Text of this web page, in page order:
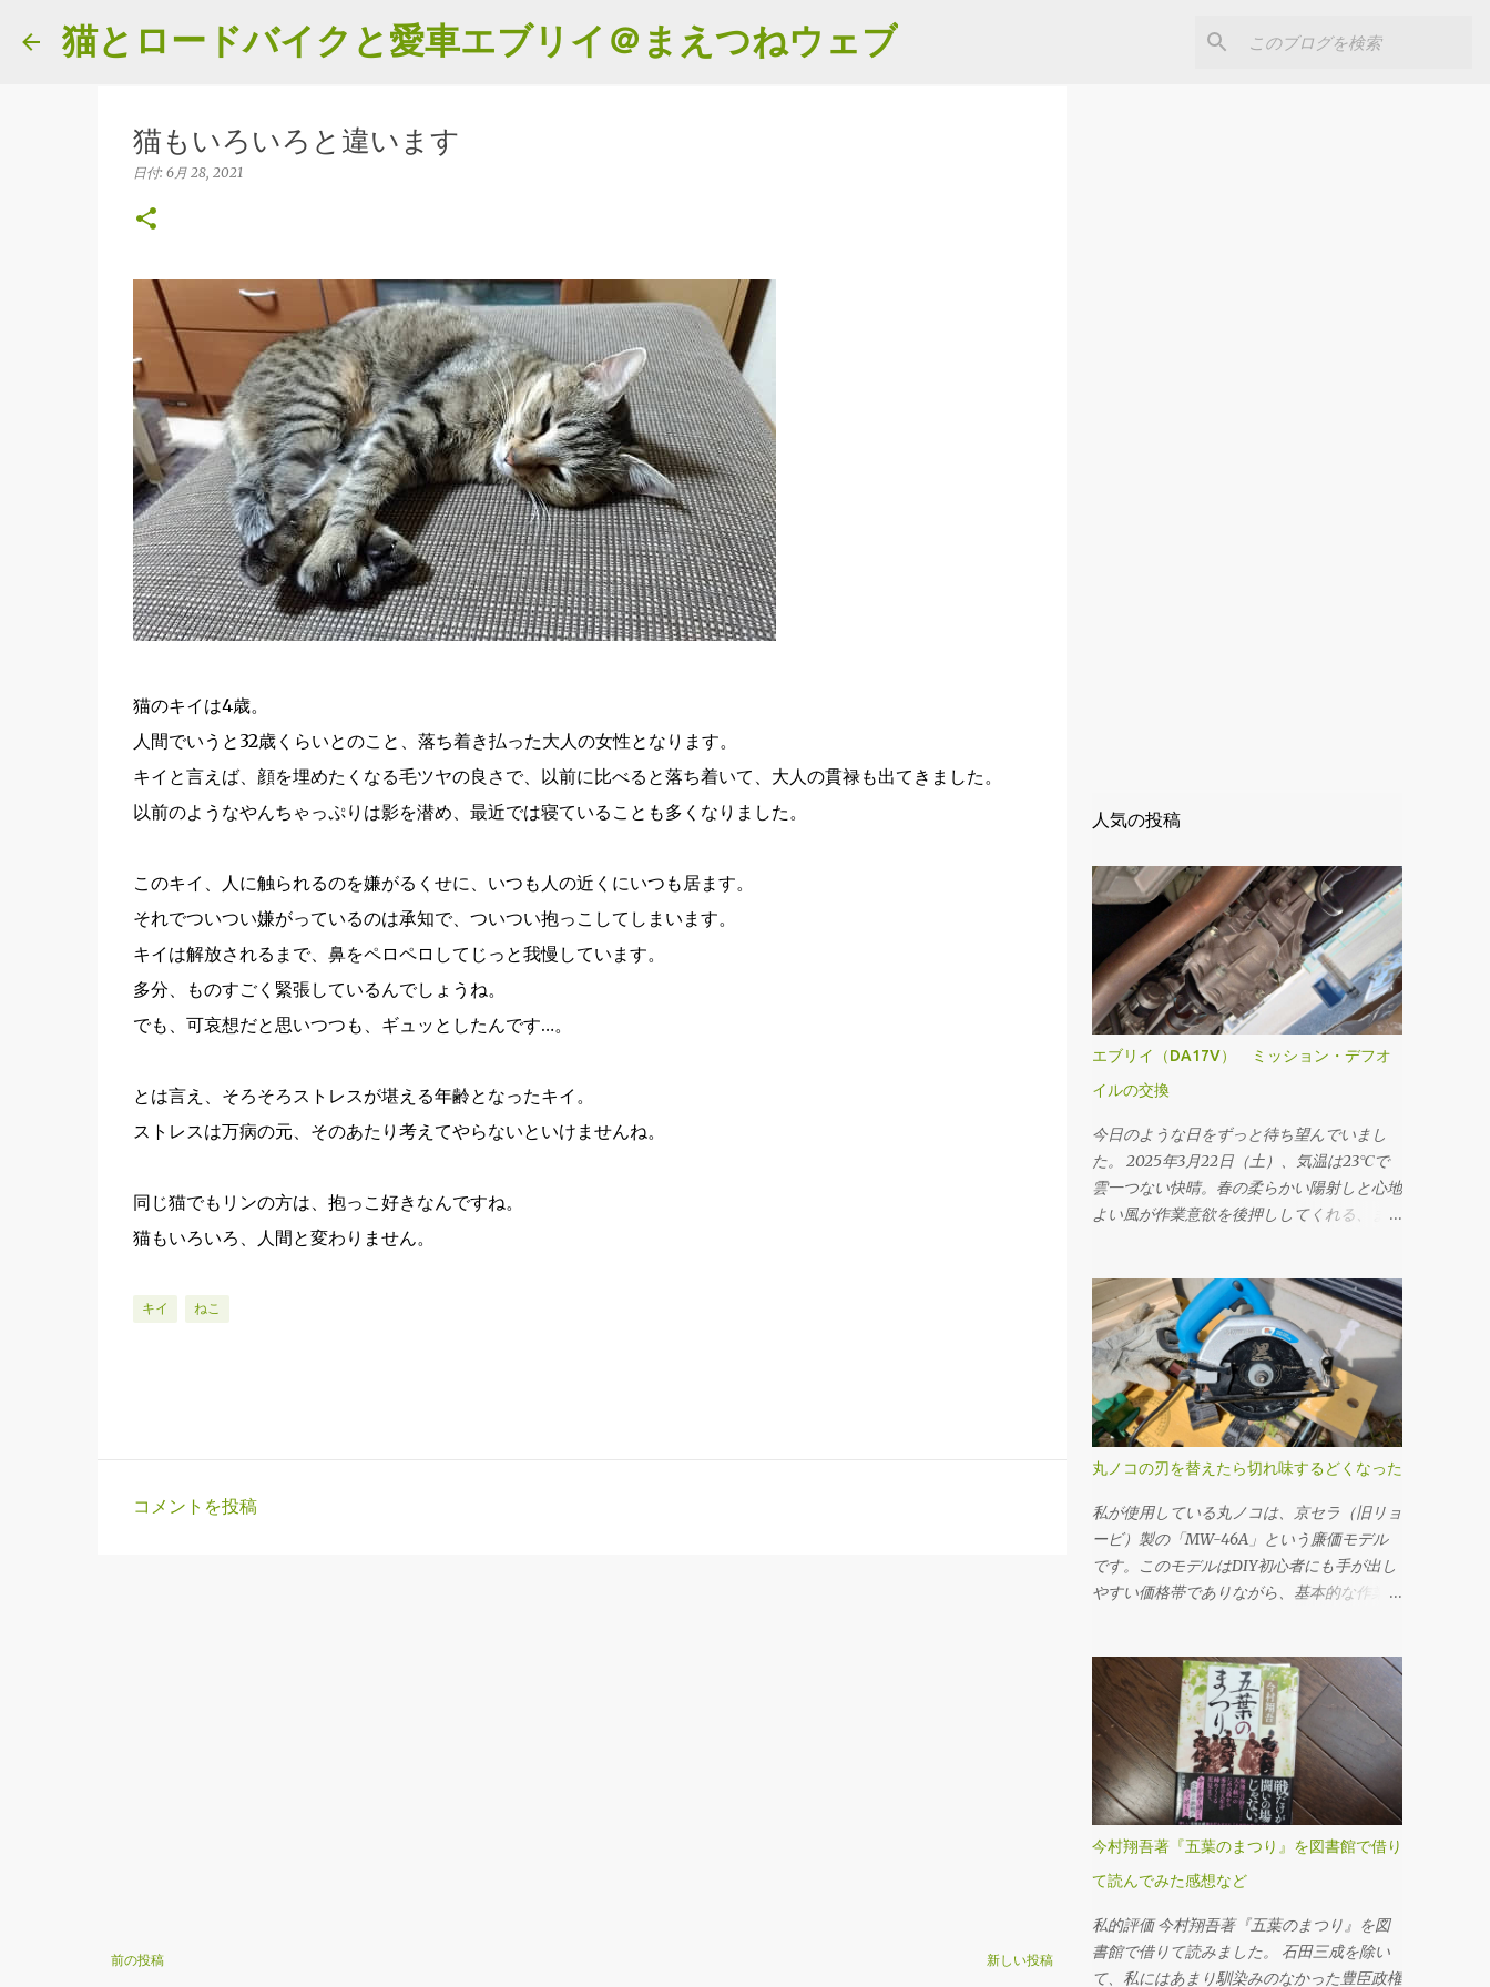
スキップしてメイン コンテンツに移動
猫とロードバイクと愛車エブリイ＠まえつねウェブ
猫もいろいろと違います
日付: 6月 28, 2021
猫のキイは4歳。
人間でいうと32歳くらいとのこと、落ち着き払った大人の女性となります。
キイと言えば、顔を埋めたくなる毛ツヤの良さで、以前に比べると落ち着いて、大人の貫禄も出てきました。
以前のようなやんちゃっぷりは影を潜め、最近では寝ていることも多くなりました。
このキイ、人に触られるのを嫌がるくせに、いつも人の近くにいつも居ます。
それでついつい嫌がっているのは承知で、ついつい抱っこしてしまいます。
キイは解放されるまで、鼻をペロペロしてじっと我慢しています。
多分、ものすごく緊張しているんでしょうね。
でも、可哀想だと思いつつも、ギュッとしたんです…。
とは言え、そろそろストレスが堪える年齢となったキイ。
ストレスは万病の元、そのあたり考えてやらないといけませんね。
同じ猫でもリンの方は、抱っこ好きなんですね。
猫もいろいろ、人間と変わりません。
キイ ねこ
コメントを投稿
新しい投稿
前の投稿
人気の投稿
エブリイ（DA17V） ミッション・デフオ
イルの交換
今日のような日をずっと待ち望んでいまし
た。 2025年3月22日（土）、気温は23℃で
雲一つない快晴。春の柔らかい陽射しと心地
よい風が作業意欲を後押ししてくれる、まさ
と前後デフオイル（フロント・リア）の交
換。車にとっての“血液”とも言えるオイルを
新しくすることで、走行フィーリングの改善
はもちろん、長く付き合っていくためのメン
テナンスとしても重要な作業です。 まず取
りかかったのはミッションオイルの交換。
工具は10mmのドレンプラグソケットを使
用。手順としては、フィラープラグ → ドレ
ンプラグ の順に外していきます。これは必
ず守るべき基本です。先にフィラープラグを
はずさないと、ドレンだけ抜いてしまった後
でオイルを入れられない、クルマを動かすこ
ほか力が必要でした。固着していたのか、レ
ンチに体重をかけるようにしてようやく回る
という状態でした。じっくり慎重にトルクを
かけていきました。クルマの下に潜っての作
業なので、なかなか思うように力を入れられ
ません。 ドレンプラグの磁石にはかなりの
鉄粉が付いてましたが、抜いたオイル自体は
そんなに汚れている感じはしませんでした。
フィラー・ドレンプラグ共に、締め付けトル
レンチを久しぶりに使ってみました。 ここ
（フィラーも）は液体ガスケットを塗布する
丸ノコの刃を替えたら切れ味するどくなった
私が使用している丸ノコは、京セラ（旧リョ
ービ）製の「MW-46A」という廉価モデル
です。このモデルはDIY初心者にも手が出し
やすい価格帯でありながら、基本的な作業に
ノコの刃）は24P（刃数24枚）のものでした
が、最初のうちは「こんなものか」と特に深
く考えずに使用していました。切断面も多少
ささくれが残るものの、DIYレベルであれば
許容範囲だろうと感じていたのです。 とこ
ろが、使用を重ねるうちに、私は重大なミス
を経験することになります。特に初期の頃
は、安全対策や正しい使用方法に対する理解
が浅く、いわゆる「キックバック（材料や刃
ました。丸ノコ本体が突然自分の方へ飛び出
したり、切断中の木材がものすごい勢いで前
今村翔吾著『五葉のまつり』を図書館で借り
て読んでみた感想など
私的評価 今村翔吾著『五葉のまつり』を図
書館で借りて読みました。 石田三成を除い
て、私にはあまり馴染みのなかった豊臣政権